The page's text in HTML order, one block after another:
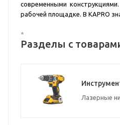
современными
рабочей площадке. В KAPRO
*
Разделы с
Лазерные